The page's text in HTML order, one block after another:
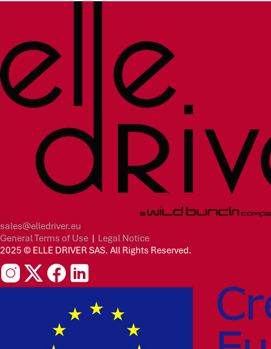
sales@elledriver.eu
General Terms of Use | Legal Notice
2025 © ELLE DRIVER SAS. All Rights Reserved.